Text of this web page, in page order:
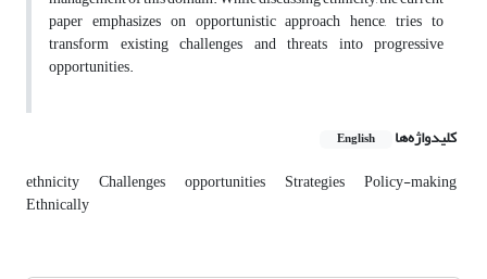
paper emphasizes on opportunistic approach hence, tries to
transform existing challenges and threats into progressive
opportunities.
کلیدواژه‌ها English
ethnicity Challenges opportunities Strategies Policy-making
Ethnically